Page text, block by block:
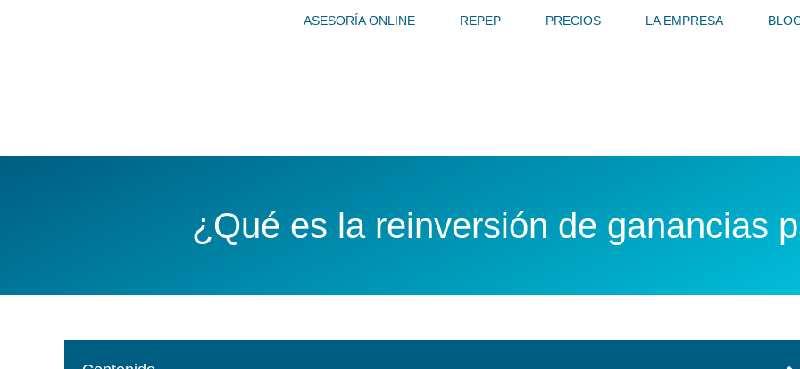
ASESORÍA ONLINE REPEP PRECIOS LA EMPRESA
¿Qué es la reinversión de ganancias